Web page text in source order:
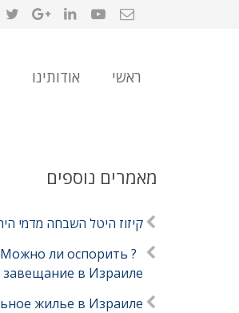
ראשי אודותינו
מאמרים נוספים
קיזוז היטל השבחה מדמי
? Можно ли оспорить
завещание в Израиле
жилье в Израиле